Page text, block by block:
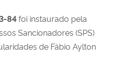
84foi instaurado pela
Sancionadores (SPS)
de Fábio Aylton